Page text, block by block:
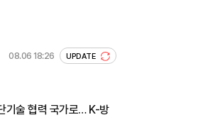
08.06 18:26 UPDATE
기술 협력 국가로… K-방